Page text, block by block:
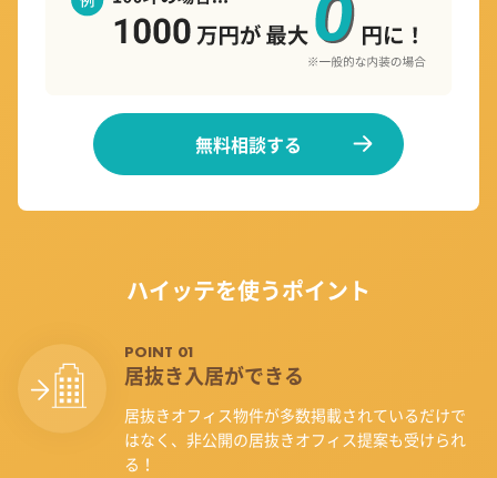
無料相談する
ハイッテを使うポイント
POINT 01
居抜き入居ができる
居抜きオフィス物件が多数掲載されているだけで
はなく、非公開の居抜きオフィス提案も受けられ
る！